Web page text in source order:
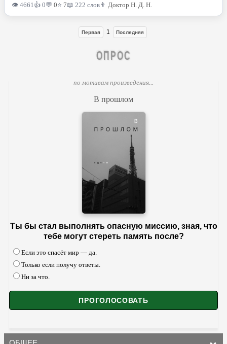
👁 4661👍 0💬 0⭐ 7📖 222 слов 👨 Доктор Н. Д. Н.
Первая 1 Последняя
ОПРОС
по мотивам произведения...
В прошлом
Ты бы стал выполнять опасную миссию, зная, что
тебе могут стереть память после?
Если это спасёт мир — да.
Только если получу ответы.
Ни за что.